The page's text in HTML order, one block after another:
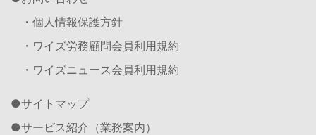
・個人情報保護方針
・ワイズ労務顧問会員利用規約
・ワイズニュース会員利用規約
サイトマップ
サービス紹介（業務案内）